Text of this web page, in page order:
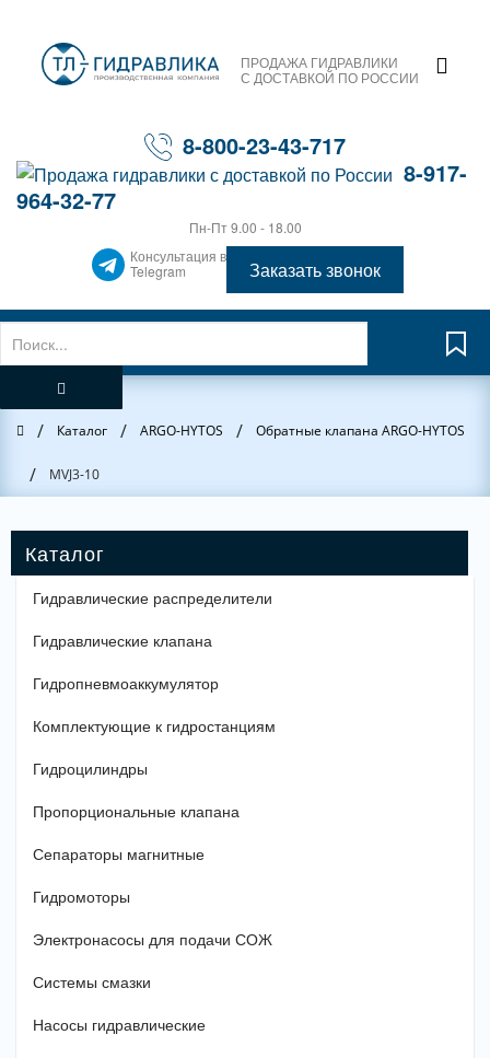
ПРОДАЖА ГИДРАВЛИКИ
С ДОСТАВКОЙ ПО РОССИИ
8-800-23-43-717
8-917-
964-32-77
Пн-Пт 9.00 - 18.00
Консультация в
Telegram
Заказать звонок
Главная
/ Каталог / ARGO-HYTOS / Обратные клапана ARGO-HYTOS
/ MVJ3-10
Гидравлические распределители
Гидравлические клапана
Гидропневмоаккумулятор
Комплектующие к гидростанциям
Гидроцилиндры
Пропорциональные клапана
Сепараторы магнитные
Гидромоторы
Электронасосы для подачи СОЖ
Системы смазки
Насосы гидравлические